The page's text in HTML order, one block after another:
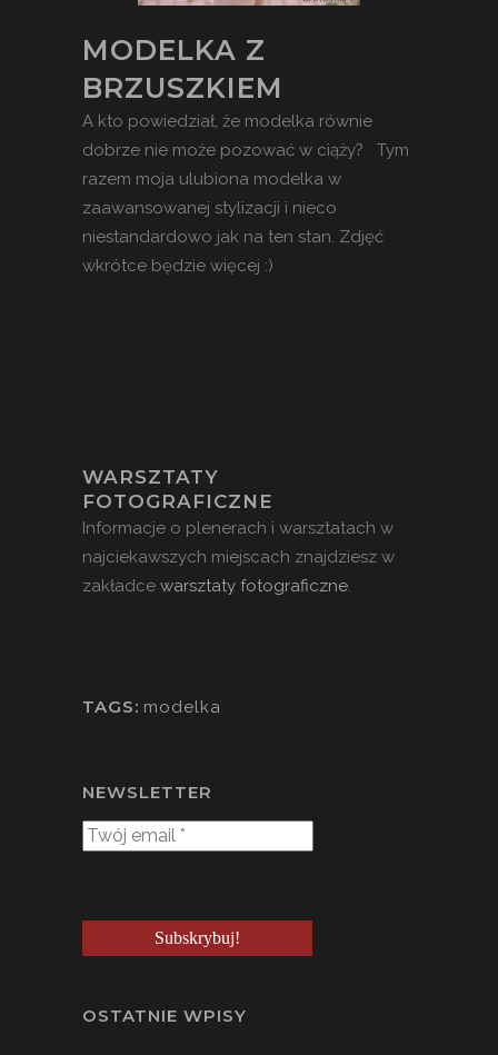
MODELKA Z
BRZUSZKIEM
A kto powiedział, że modelka równie
dobrze nie może pozować w ciąży? Tym
razem moja ulubiona modelka w
zaawansowanej stylizacji i nieco
niestandardowo jak na ten stan. Zdjęć
wkrótce będzie więcej :)
WARSZTATY
FOTOGRAFICZNE
Informacje o plenerach i warsztatach w
najciekawszych miejscach znajdziesz w
zakładce warsztaty fotograficzne.
TAGS: modelka
NEWSLETTER
OSTATNIE WPISY